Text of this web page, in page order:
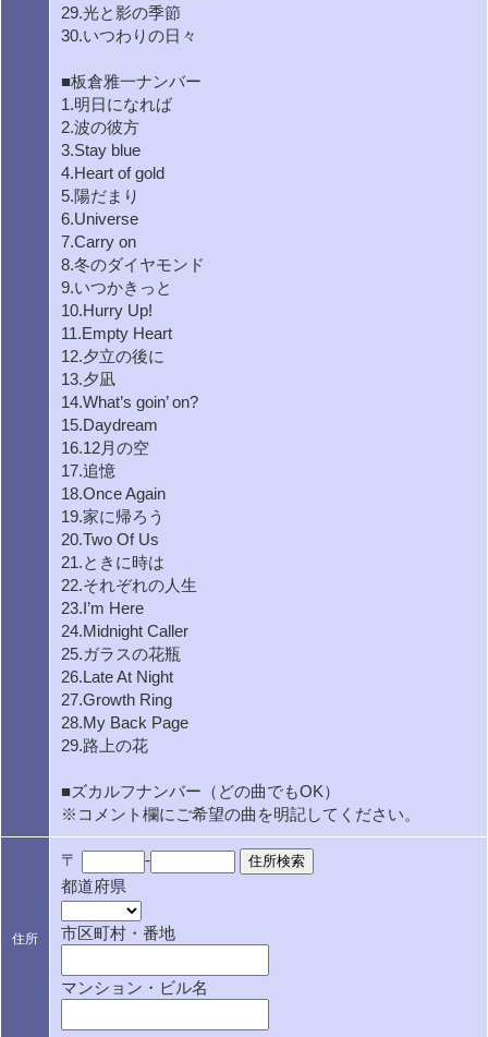
29.光と影の季節
30.いつわりの日々
■板倉雅一ナンバー
1.明日になれば
2.波の彼方
3.Stay blue
4.Heart of gold
5.陽だまり
6.Universe
7.Carry on
8.冬のダイヤモンド
9.いつかきっと
10.Hurry Up!
11.Empty Heart
12.夕立の後に
13.夕凪
14.What’s goin’ on?
15.Daydream
16.12月の空
17.追憶
18.Once Again
19.家に帰ろう
20.Two Of Us
21.ときに時は
22.それぞれの人生
23.I’m Here
24.Midnight Caller
25.ガラスの花瓶
26.Late At Night
27.Growth Ring
28.My Back Page
29.路上の花
■ズカルフナンバー（どの曲でもOK）
※コメント欄にご希望の曲を明記してください。
住所
〒
-
都道府県
市区町村・番地
マンション・ビル名